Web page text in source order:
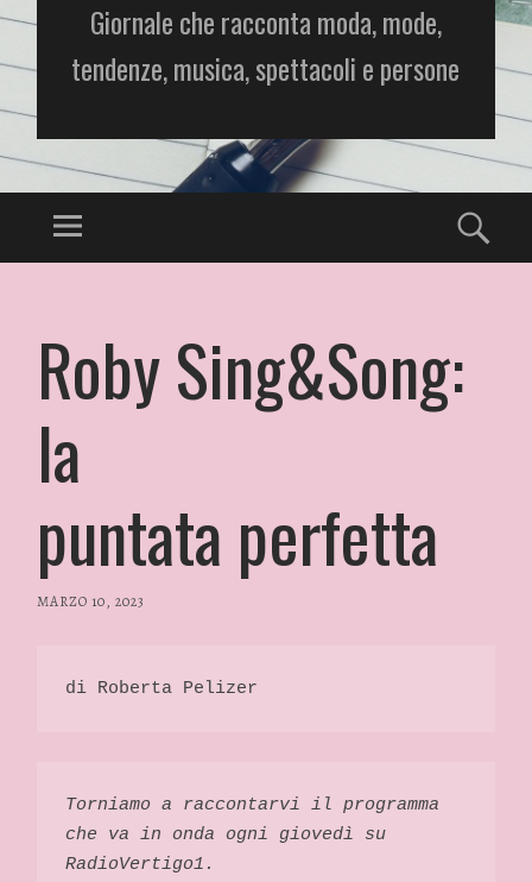
Giornale che racconta moda, mode,
tendenze, musica, spettacoli e persone
Roby Sing&Song:
la
puntata perfetta
MARZO 10, 2023
GLAMOUR
di Roberta Pelizer
Torniamo a raccontarvi il programma
che va in onda ogni giovedì su
RadioVertigo1.